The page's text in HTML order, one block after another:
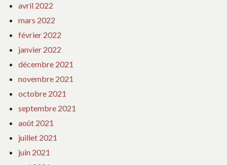
avril 2022
mars 2022
février 2022
janvier 2022
décembre 2021
novembre 2021
octobre 2021
septembre 2021
août 2021
juillet 2021
juin 2021